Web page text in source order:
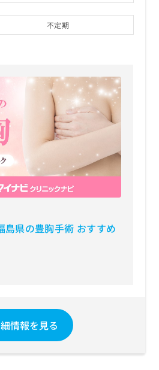
不定期
島県の豊胸手術 おすすめ
情報を見る